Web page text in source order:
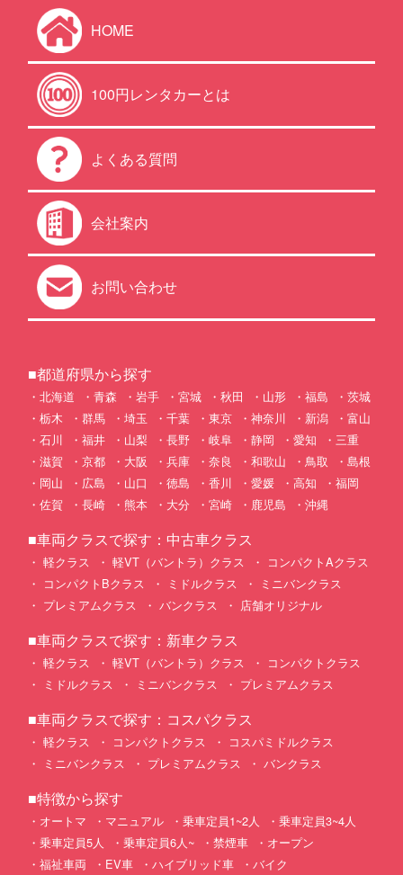
HOME
100円レンタカーとは
よくある質問
会社案内
お問い合わせ
■都道府県から探す
北海道 青森 岩手 宮城 秋田 山形 福島
茨城
栃木
群馬 埼玉 千葉 東京 神奈川 新潟
富山
石川
福井 山梨 長野 岐阜 静岡 愛知
三重
滋賀
京都 大阪 兵庫 奈良 和歌山 鳥取
島根
岡山
広島 山口 徳島 香川 愛媛 高知
福岡
佐賀
長崎 熊本 大分 宮崎 鹿児島 沖縄
■車両クラスで探す：中古車クラス
軽クラス 軽VT（バントラ）クラス
コンパクトAクラス
コンパクトBクラス
ミドルクラス
ミニバンクラス
プレミアムクラス
バンクラス 店舗オリジナル
■車両クラスで探す：新車クラス
軽クラス 軽VT（バントラ）クラス
コンパクトクラス
ミドルクラス
ミニバンクラス プレミアムクラス
■車両クラスで探す：コスパクラス
軽クラス コンパクトクラス
コスパミドルクラス
ミニバンクラス
プレミアムクラス バンクラス
■特徴から探す
オートマ マニュアル 乗車定員1~2人
乗車定員3~4人
乗車定員5人
乗車定員6人~ 禁煙車
オープン
福祉車両
EV車 ハイブリッド車 バイク